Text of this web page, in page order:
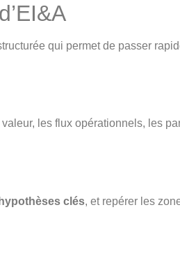
qui permet de passer
les flux opérationnels, les
hypothèses clés, et repérer les